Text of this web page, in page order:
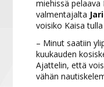
miehissä pelaava
valmentajalta
voisiko Kaisa
– Minut saatiin
kuukauden
Ajattelin, että
vähän